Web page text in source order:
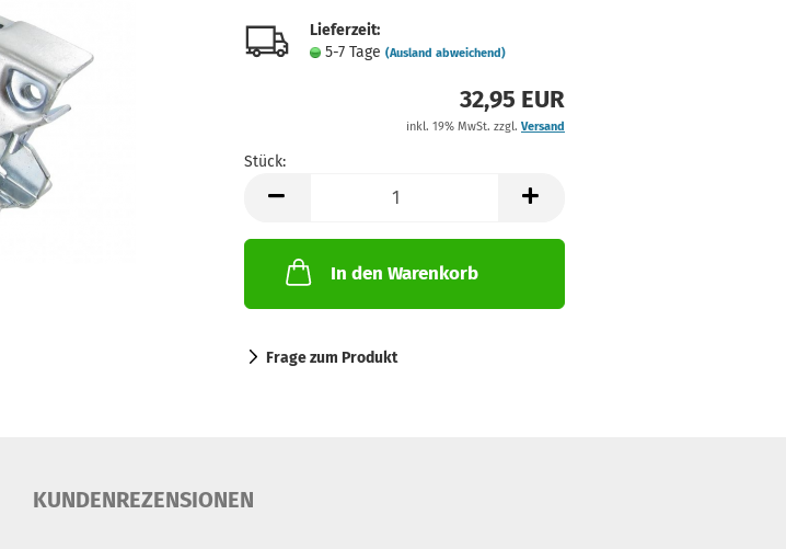
Lieferzeit:
5-7 Tage (Ausland abweichend)
32,95 EUR
inkl. 19% MwSt. zzgl. Versand
Stück:
Stück
In den Warenkorb
Frage zum Produkt
KUNDENREZENSIONEN